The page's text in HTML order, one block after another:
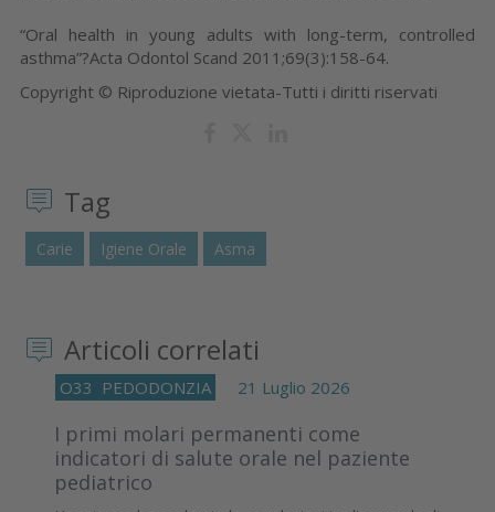
“Oral health in young adults with long-term, controlled
asthma”?Acta Odontol Scand 2011;69(3):158-64.
Copyright © Riproduzione vietata-Tutti i diritti riservati
Tag
Carie Igiene Orale Asma
Articoli correlati
O33 PEDODONZIA 21 Luglio 2026
I primi molari permanenti come
indicatori di salute orale nel paziente
pediatrico